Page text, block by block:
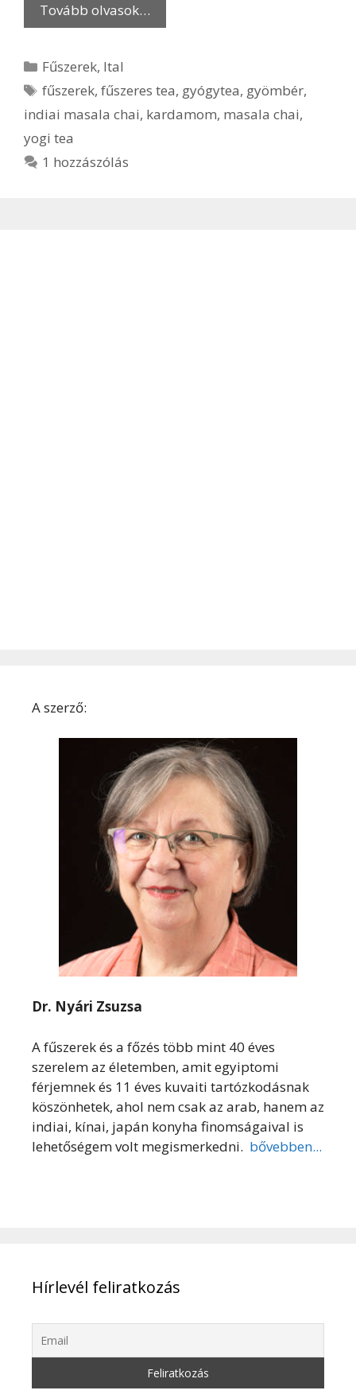
Tovább olvasok…
Kategória
Fűszerek, Ital
Címkék
fűszerek,fűszeres tea, gyógytea, gyömbér,
indiai masala chai, kardamom, masala chai,
yogi tea
1 hozzászólás
A szerző:
Dr. Nyári Zsuzsa
A fűszerek és a főzés több mint 40 éves
szerelem az életemben, amit egyiptomi
férjemnek és 11 éves kuvaiti tartózkodásnak
köszönhetek, ahol nem csak az arab, hanem az
indiai, kínai, japán konyha finomságaival is
lehetőségem volt megismerkedni. bővebben...
Hírlevél feliratkozás